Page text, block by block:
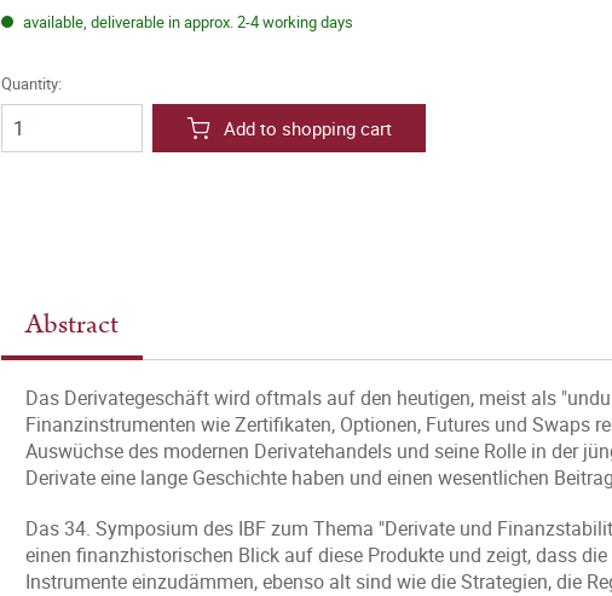
available, deliverable in approx. 2-4 working days
Quantity:
Add to shopping cart
Abstract
Das Derivategeschäft wird oftmals auf den heutigen, meist als
Finanzinstrumenten wie Zertifikaten, Optionen, Futures und Swaps
Auswüchse des modernen Derivatehandels und seine Rolle in der
Derivate eine lange Geschichte haben und einen wesentlichen
Das 34. Symposium des IBF zum Thema "Derivate und
einen finanzhistorischen Blick auf diese Produkte und zeigt, dass
Instrumente einzudämmen, ebenso alt sind wie die Strategien, die